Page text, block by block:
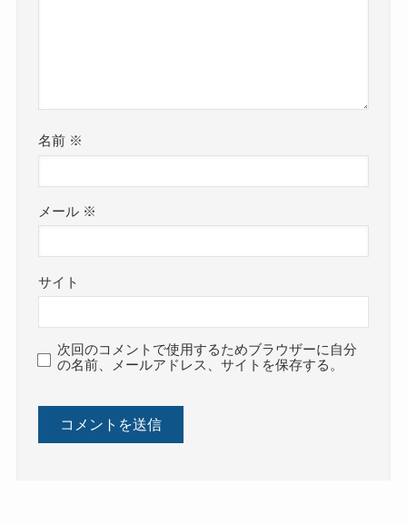
名前 ※
メール ※
サイト
次回のコメントで使用するためブラウザーに自分
の名前、メールアドレス、サイトを保存する。